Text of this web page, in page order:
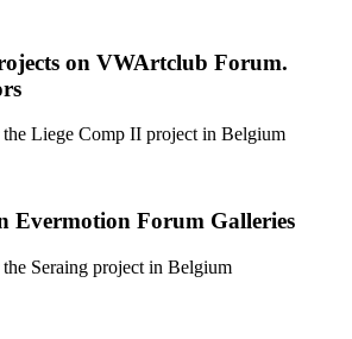
on VWArtclub Forum.
Liege Comp II project in Belgium
Evermotion Forum Galleries
Seraing project in Belgium